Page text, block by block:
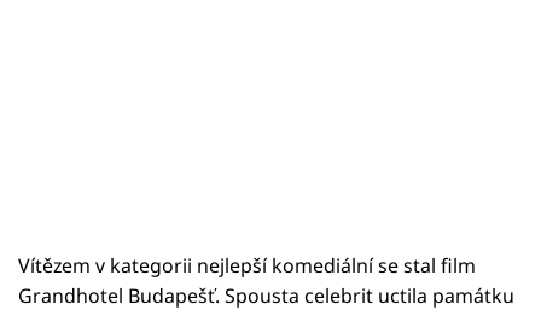
Vítězem v kategorii nejlepší komediální se stal film
Grandhotel Budapešť. Spousta celebrit uctila památku